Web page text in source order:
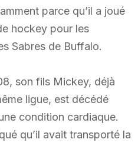
parce qu’il a joué
hockey pour les
Sabres de Buffalo.
son fils Mickey, déjà
ligue, est décédé
condition cardiaque.
qu’il avait transporté la